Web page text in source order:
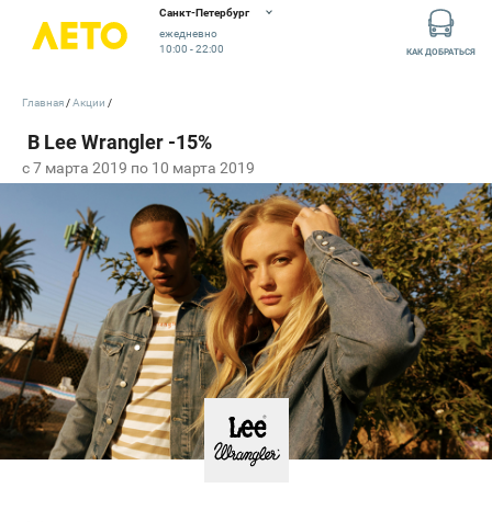
Санкт-Петербург
ежедневно
10:00 - 22:00
КАК ДОБРАТЬСЯ
c 7 марта 2019 по 10 марта 2019
Главная Акции